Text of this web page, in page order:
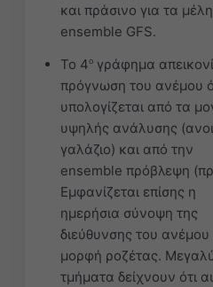
και πράσινο για τα
ensemble GFS.
Το 4ο γράφημα
πρόγνωση του ανέμου
υπολογίζεται από τα
υψηλής ανάλυσης
γαλάζιο) και από την
ensemble πρόβλεψη
Εμφανίζεται επίσης η
ημερήσια σύνοψη της
διεύθυνσης του ανέμου
μορφή ροζέτας.
τμήματα δείχνουν ότι